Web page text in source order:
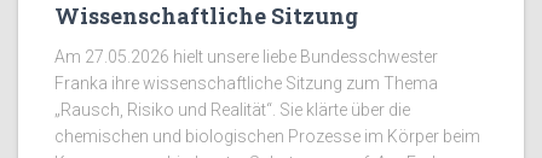
Wissenschaftliche Sitzung
Am 27.05.2026 hielt unsere liebe Bundesschwester
Franka ihre wissenschaftliche Sitzung zum Thema
„Rausch, Risiko und Realität“. Sie klärte über die
chemischen und biologischen Prozesse im Körper beim